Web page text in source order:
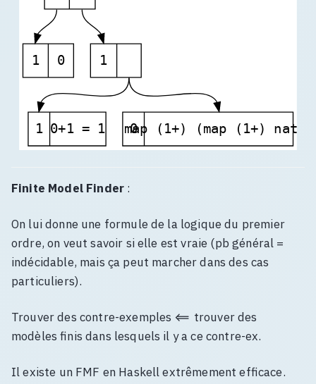
1 0 1
1 0+1 = 1 0
map (1+) (map (1+) nats)
Finite Model Finder :
On lui donne une formule de la logique du premier
ordre, on veut savoir si elle est vraie (pb général =
indécidable, mais ça peut marcher dans des cas
particuliers).
Trouver des contre-exemples ⟸ trouver des
modèles finis dans lesquels il y a ce contre-ex.
Il existe un FMF en Haskell extrêmement efficace.